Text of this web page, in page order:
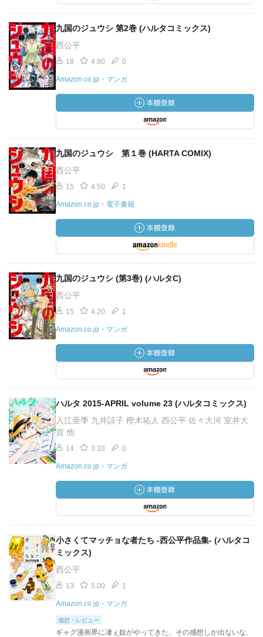
九国のジュウシ 第2巻 (ハルタコミックス)
西公平
18 4.00 0
Amazon.co.jp・マンガ
九国のジュウシ 第１巻 (HARTA COMIX)
西公平
15 4.50 1
Amazon.co.jp・電子書籍
九国のジュウシ (第3巻) (ハルタC)
西公平
15 4.20 1
Amazon.co.jp・マンガ
ハルタ 2015-APRIL volume 23 (ハルタコミックス)
入江亜季 九井諒子 樫木祐人 西公平 佐々大河 室井大
資 他
14 3.33 0
Amazon.co.jp・マンガ
小さくてマッチョな者たち -西公平作品集- (ハルタコ
ミックス)
西公平
13 5.00 1
Amazon.co.jp・マンガ
感想・レビュー
ギャグ漫画界に凄ぇ奴がやってきた、その感想しか出ないな、